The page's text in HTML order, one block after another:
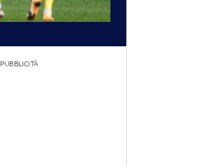
PUBBLICITÀ